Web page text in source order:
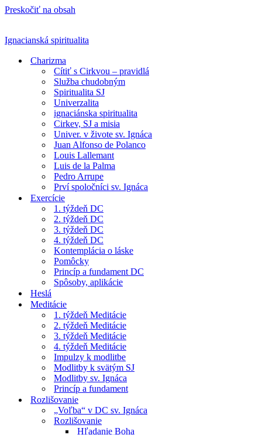
Preskočiť na obsah
Ignacianská spiritualita
Charizma
Cítiť s Cirkvou – pravidlá
Služba chudobným
Spiritualita SJ
Univerzalita
ignaciánska spiritualita
Cirkev, SJ a misia
Univer. v živote sv. Ignáca
Juan Alfonso de Polanco
Louis Lallemant
Luis de la Palma
Pedro Arrupe
Prví spoločníci sv. Ignáca
Exercície
1. týždeň DC
2. týždeň DC
3. týždeň DC
4. týždeň DC
Kontemplácia o láske
Pomôcky
Princíp a fundament DC
Spôsoby, aplikácie
Heslá
Meditácie
1. týždeň Meditácie
2. týždeň Meditácie
3. týždeň Meditácie
4. týždeň Meditácie
Impulzy k modlitbe
Modlitby k svätým SJ
Modlitby sv. Ignáca
Princíp a fundament
Rozlišovanie
„Voľba“ v DC sv. Ignáca
Rozlišovanie
Hľadanie Boha